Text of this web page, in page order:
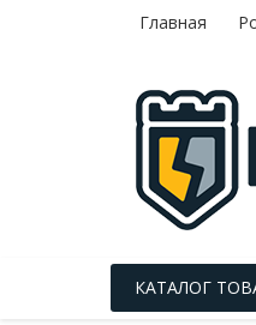
Главная
КАТАЛОГ